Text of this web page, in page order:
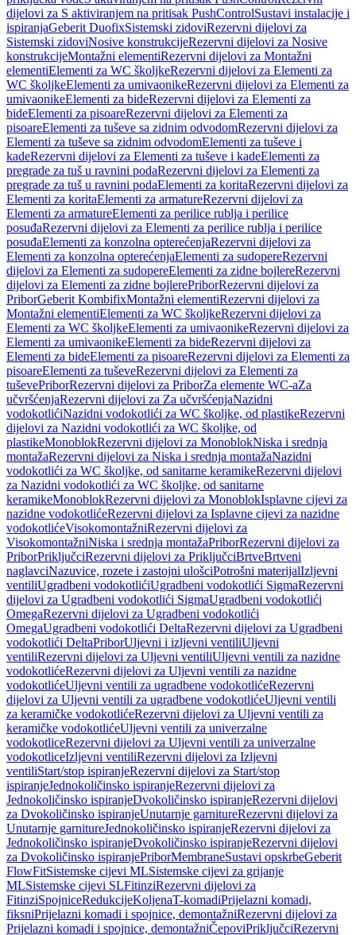
dijelovi za S aktiviranjem na pritisak PushControlSustavi instalacije i
ispiranjaGeberit DuofixSistemski zidoviRezervni dijelovi za
Sistemski zidoviNosive konstrukcijeRezervni dijelovi za Nosive
konstrukcijeMontažni elementiRezervni dijelovi za Montažni
elementiElementi za WC školjkeRezervni dijelovi za Elementi za
WC školjkeElementi za umivaonikeRezervni dijelovi za Elementi za
umivaonikeElementi za bideRezervni dijelovi za Elementi za
bideElementi za pisoareRezervni dijelovi za Elementi za
pisoareElementi za tuševe sa zidnim odvodomRezervni dijelovi za
Elementi za tuševe sa zidnim odvodomElementi za tuševe i
kadeRezervni dijelovi za Elementi za tuševe i kadeElementi za
pregrade za tuš u ravnini podaRezervni dijelovi za Elementi za
pregrade za tuš u ravnini podaElementi za koritaRezervni dijelovi za
Elementi za koritaElementi za armatureRezervni dijelovi za
Elementi za armatureElementi za perilice rublja i perilice
posuđaRezervni dijelovi za Elementi za perilice rublja i perilice
posuđaElementi za konzolna opterećenjaRezervni dijelovi za
Elementi za konzolna opterećenjaElementi za sudopereRezervni
dijelovi za Elementi za sudopereElementi za zidne bojlereRezervni
dijelovi za Elementi za zidne bojlerePriborRezervni dijelovi za
PriborGeberit KombifixMontažni elementiRezervni dijelovi za
Montažni elementiElementi za WC školjkeRezervni dijelovi za
Elementi za WC školjkeElementi za umivaonikeRezervni dijelovi za
Elementi za umivaonikeElementi za bideRezervni dijelovi za
Elementi za bideElementi za pisoareRezervni dijelovi za Elementi za
pisoareElementi za tuševeRezervni dijelovi za Elementi za
tuševePriborRezervni dijelovi za PriborZa elemente WC-aZa
učvršćenjaRezervni dijelovi za Za učvršćenjaNazidni
vodokotlićiNazidni vodokotlići za WC školjke, od plastikeRezervni
dijelovi za Nazidni vodokotlići za WC školjke, od
plastikeMonoblokRezervni dijelovi za MonoblokNiska i srednja
montažaRezervni dijelovi za Niska i srednja montažaNazidni
vodokotlići za WC školjke, od sanitarne keramikeRezervni dijelovi
za Nazidni vodokotlići za WC školjke, od sanitarne
keramikeMonoblokRezervni dijelovi za MonoblokIsplavne cijevi za
nazidne vodokotlićeRezervni dijelovi za Isplavne cijevi za nazidne
vodokotlićeVisokomontažniRezervni dijelovi za
VisokomontažniNiska i srednja montažaPriborRezervni dijelovi za
PriborPriključciRezervni dijelovi za PriključciBrtveBrtveni
naglavciNazuvice, rozete i zastojni ulošciPotrošni materijalIzljevni
ventiliUgradbeni vodokotlićiUgradbeni vodokotlići SigmaRezervni
dijelovi za Ugradbeni vodokotlići SigmaUgradbeni vodokotlići
OmegaRezervni dijelovi za Ugradbeni vodokotlići
OmegaUgradbeni vodokotlići DeltaRezervni dijelovi za Ugradbeni
vodokotlići DeltaPriborUljevni i izljevni ventiliUljevni
ventiliRezervni dijelovi za Uljevni ventiliUljevni ventili za nazidne
vodokotlićeRezervni dijelovi za Uljevni ventili za nazidne
vodokotlićeUljevni ventili za ugradbene vodokotlićeRezervni
dijelovi za Uljevni ventili za ugradbene vodokotlićeUljevni ventili
za keramičke vodokotlićeRezervni dijelovi za Uljevni ventili za
keramičke vodokotlićeUljevni ventili za univerzalne
vodokotliceRezervni dijelovi za Uljevni ventili za univerzalne
vodokotliceIzljevni ventiliRezervni dijelovi za Izljevni
ventiliStart/stop ispiranjeRezervni dijelovi za Start/stop
ispiranjeJednokoličinsko ispiranjeRezervni dijelovi za
Jednokoličinsko ispiranjeDvokoličinsko ispiranjeRezervni dijelovi
za Dvokoličinsko ispiranjeUnutarnje garnitureRezervni dijelovi za
Unutarnje garnitureJednokoličinsko ispiranjeRezervni dijelovi za
Jednokoličinsko ispiranjeDvokoličinsko ispiranjeRezervni dijelovi
za Dvokoličinsko ispiranjePriborMembraneSustavi opskrbeGeberit
FlowFitSistemske cijevi MLSistemske cijevi za grijanje
MLSistemske cijevi SLFitinziRezervni dijelovi za
FitinziSpojniceRedukcijeKoljenaT-komadiPrijelazni komadi,
fiksniPrijelazni komadi i spojnice, demontažniRezervni dijelovi za
Prijelazni komadi i spojnice, demontažniČepoviPriključciRezervni